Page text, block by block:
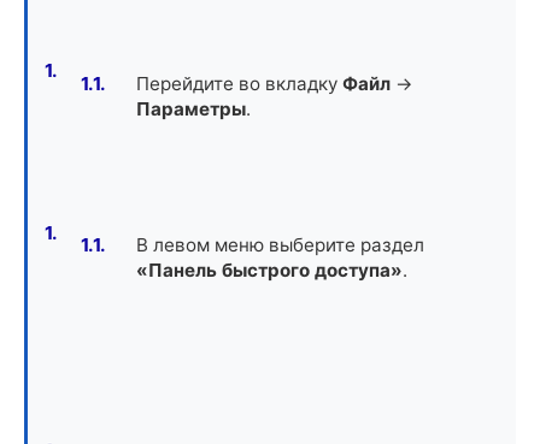
Перейдите во вкладку Файл->
Параметры.
В левом меню выберите раздел
«Панель быстрого доступа».